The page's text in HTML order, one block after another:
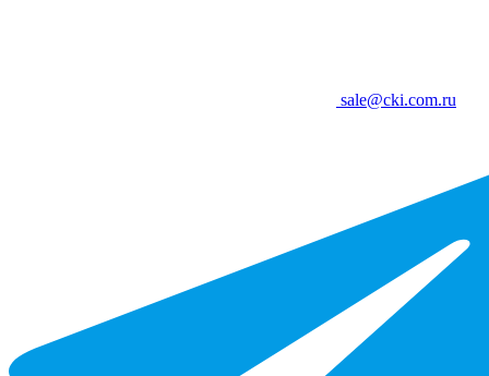
sale@cki.com.ru